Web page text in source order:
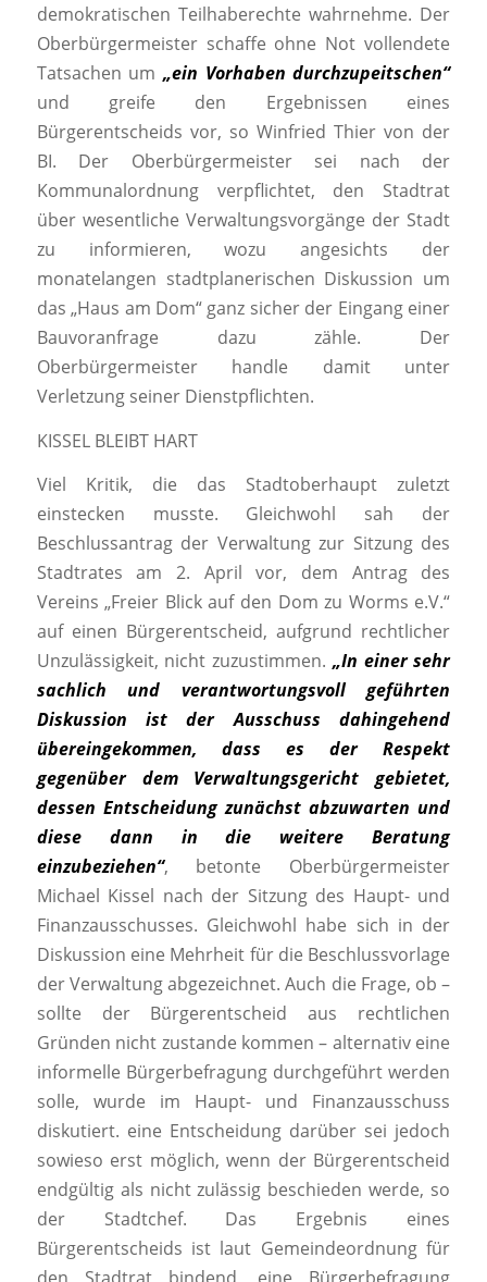
demokratischen Teilhaberechte wahrnehme. Der
Oberbürgermeister schaffe ohne Not vollendete
Tatsachen um „ein Vorhaben durchzupeitschen“
und greife den Ergebnissen eines
Bürgerentscheids vor, so Winfried Thier von der
BI. Der Oberbürgermeister sei nach der
Kommunalordnung verpflichtet, den Stadtrat
über wesentliche Verwaltungsvorgänge der Stadt
zu informieren, wozu angesichts der
monatelangen stadtplanerischen Diskussion um
das „Haus am Dom“ ganz sicher der Eingang einer
Bauvoranfrage dazu zähle. Der
Oberbürgermeister handle damit unter
Verletzung seiner Dienstpflichten.
KISSEL BLEIBT HART
Viel Kritik, die das Stadtoberhaupt zuletzt
einstecken musste. Gleichwohl sah der
Beschlussantrag der Verwaltung zur Sitzung des
Stadtrates am 2. April vor, dem Antrag des
Vereins „Freier Blick auf den Dom zu Worms e.V.“
auf einen Bürgerentscheid, aufgrund rechtlicher
Unzulässigkeit, nicht zuzustimmen. „In einer sehr
sachlich und verantwortungsvoll geführten
Diskussion ist der Ausschuss dahingehend
übereingekommen, dass es der Respekt
gegenüber dem Verwaltungsgericht gebietet,
dessen Entscheidung zunächst abzuwarten und
diese dann in die weitere Beratung
einzubeziehen“, betonte Oberbürgermeister
Michael Kissel nach der Sitzung des Haupt- und
Finanzausschusses. Gleichwohl habe sich in der
Diskussion eine Mehrheit für die Beschlussvorlage
der Verwaltung abgezeichnet. Auch die Frage, ob –
sollte der Bürgerentscheid aus rechtlichen
Gründen nicht zustande kommen – alternativ eine
informelle Bürgerbefragung durchgeführt werden
solle, wurde im Haupt- und Finanzausschuss
diskutiert. eine Entscheidung darüber sei jedoch
sowieso erst möglich, wenn der Bürgerentscheid
endgültig als nicht zulässig beschieden werde, so
der Stadtchef. Das Ergebnis eines
Bürgerentscheids ist laut Gemeindeordnung für